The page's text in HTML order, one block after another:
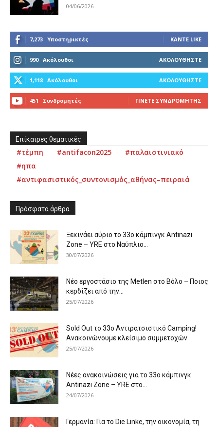
04/06/2026
7,273 Υποστηρικτές ΚΆΝΤΕ LIKE
990 Ακόλουθοι ΑΚΟΛΟΥΘΉΣΤΕ
1,118 Ακόλουθοι ΑΚΟΛΟΥΘΉΣΤΕ
451 Συνδρομητές ΓΊΝΕΤΕ ΣΥΝΔΡΟΜΗΤΉΣ
Επίκαιρες θεματικές
#τέμπη #antifacon2025
#παλαιστινιακό
#ηπα
#αντιφασιστικός_συντονισμός_αθήνας–πειραιά
Πρόσφατα άρθρα
Ξεκινάει αύριο το 33ο κάμπινγκ Antinazi
Zone – YRE στο Ναύπλιο...
30/07/2026
Νέο εργοστάσιο της Metlen στο Βόλο – Ποιος
κερδίζει από την...
25/07/2026
Sold Out το 33ο Αντιρατσιστικό Camping!
Ανακοινώνουμε κλείσιμο συμμετοχών
25/07/2026
Νέες ανακοινώσεις για το 33ο κάμπινγκ
Antinazi Zone – YRE στο...
24/07/2026
Γερμανία: Για το Die Linke, την οικονομία, τη